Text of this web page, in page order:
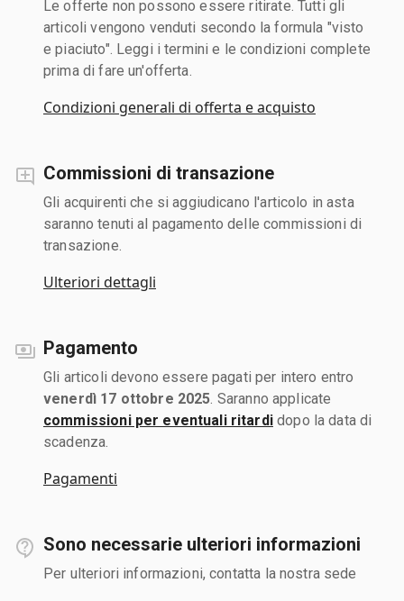
Le offerte non possono essere ritirate. Tutti gli
articoli vengono venduti secondo la formula "visto
e piaciuto". Leggi i termini e le condizioni complete
prima di fare un'offerta.
Condizioni generali di offerta e acquisto
Commissioni di transazione
Gli acquirenti che si aggiudicano l'articolo in asta
saranno tenuti al pagamento delle commissioni di
transazione.
Ulteriori dettagli
Pagamento
Gli articoli devono essere pagati per intero entro
venerdì 17 ottobre 2025 . Saranno applicate
commissioni per eventuali ritardidopo la data di
scadenza.
Pagamenti
Sono necessarie ulteriori informazioni
Per ulteriori informazioni, contatta la nostra sede